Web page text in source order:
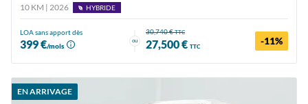
10 KM | 2026
HYBRIDE
LOA sans apport dès
399 €/mois
ou
30,740 €TTC
27,500 € TTC -11%
EN ARRIVAGE